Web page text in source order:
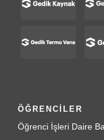
ÖĞRENCİLER
Öğrenci İşleri Daire